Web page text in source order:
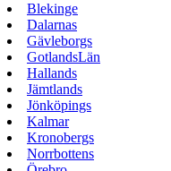
Blekinge
Dalarnas
Gävleborgs
GotlandsLän
Hallands
Jämtlands
Jönköpings
Kalmar
Kronobergs
Norrbottens